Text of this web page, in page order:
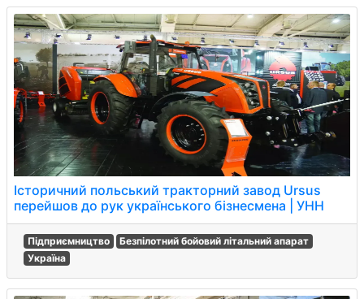
Історичний польський тракторний завод Ursus
перейшов до рук українського бізнесмена | УНН
Підприємництво
Безпілотний бойовий літальний апарат
Україна